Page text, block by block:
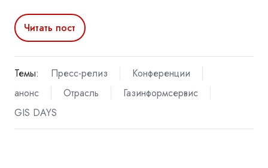
Читать пост
Темы: Пресс-релиз
Конференции
анонс
Отрасль
Газинформсервис
GIS DAYS